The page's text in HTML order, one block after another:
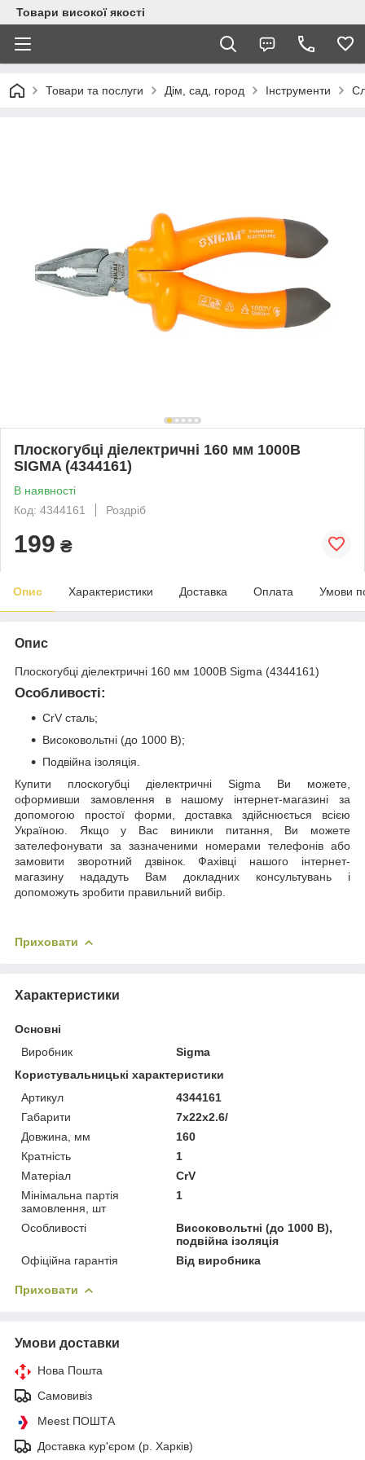
Товари високої якості
Товари та послуги Дім, сад, город Інструменти
Плоскогубці діелектричні 160 мм 1000В
SIGMA (4344161)
В наявності
Код: 4344161
Роздріб
199 ₴
Опис Характеристики Доставка Оплата Умови
Опис
Плоскогубці діелектричні 160 мм 1000В Sigma (4344161)
Особливості:
CrV сталь;
Високовольтні (до 1000 В);
Подвійна ізоляція.
Купити плоскогубці діелектричні Sigma Ви можете,
оформивши замовлення в нашому інтернет-магазині за
допомогою простої форми, доставка здійснюється всією
Україною. Якщо у Вас виникли питання, Ви можете
зателефонувати за зазначеними номерами телефонів або
замовити зворотний дзвінок. Фахівці нашого інтернет-
магазину нададуть Вам докладних консультувань і
допоможуть зробити правильний вибір.
Приховати
Характеристики
Основні
Виробник
Sigma
Користувальницькі характеристики
Артикул
4344161
Габарити
7x22x2.6/
Довжина, мм
160
Кратність
1
Матеріал
CrV
Мінімальна партія
замовлення, шт
1
Особливості
Високовольтні (до 1000 В),
подвійна ізоляція
Офіційна гарантія
Від виробника
Приховати
Умови доставки
Нова Пошта
Самовивіз
Meest ПОШТА
Доставка кур'єром (р. Харків)